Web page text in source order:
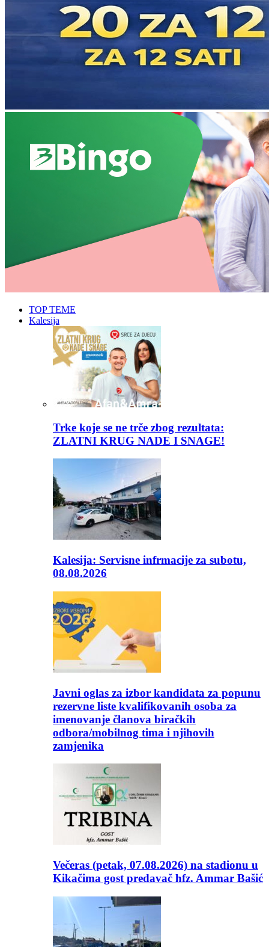
TOP TEME
Kalesija
Trke koje se ne trče zbog rezultata:
ZLATNI KRUG NADE I SNAGE!
Kalesija: Servisne infrmacije za subotu,
08.08.2026
Javni oglas za izbor kandidata za popunu
rezervne liste kvalifikovanih osoba za
imenovanje članova biračkih
odbora/mobilnog tima i njihovih
zamjenika
Večeras (petak, 07.08.2026) na stadionu u
Kikačima gost predavač hfz. Ammar Bašić